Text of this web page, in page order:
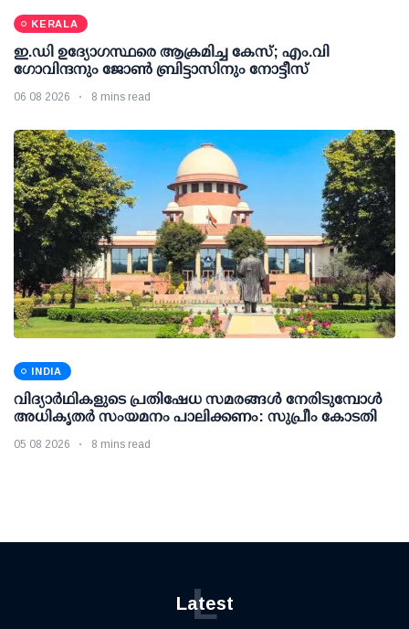
KERALA
ഇ.ഡി ഉദ്യോഗസ്ഥരെ ആക്രമിച്ച കേസ്; എം.വി
ഗോവിന്ദനും ജോണ്‍ ബ്രിട്ടാസിനും നോട്ടീസ്
06 08 2026 8 mins read
INDIA
വിദ്യാര്‍ഥികളുടെ പ്രതിഷേധ സമരങ്ങള്‍ നേരിടുമ്പോള്‍
അധികൃതര്‍ സംയമനം പാലിക്കണം: സുപ്രീം കോടതി
05 08 2026 8 mins read
Latest
L